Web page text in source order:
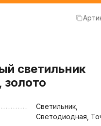
светильник
золото
Светильник,
Светодиодная,